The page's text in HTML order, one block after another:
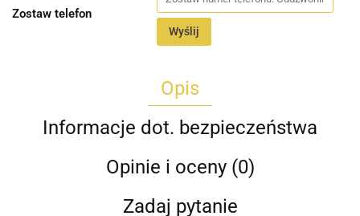
Zostaw telefon
Wyślij
Opis
Informacje dot. bezpieczeństwa
Opinie i oceny (0)
Zadaj pytanie